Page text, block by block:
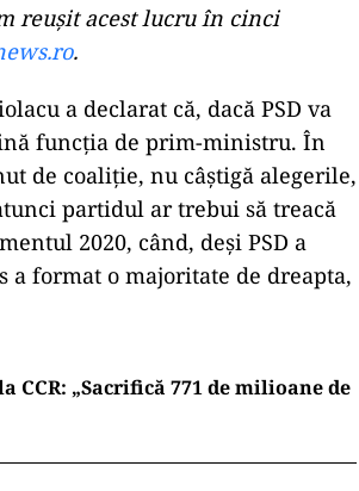
reuşit acest lucru în cinci
.
a declarat că, dacă PSD va
funcția de prim-ministru. În
de coaliție, nu câștigă alegerile,
partidul ar trebui să treacă
2020, când, deși PSD a
a format o majoritate de dreapta,
CCR: „Sacrifică 771 de milioane de